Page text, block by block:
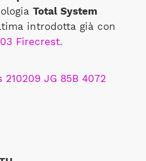
Total System
introdotta già con
Firecrest.